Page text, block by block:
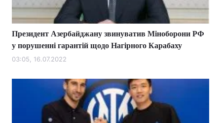
Президент Азербайджану звинуватив Міноборони РФ
у порушенні гарантій щодо Нагірного Карабаху
03:05, 16.07.2022